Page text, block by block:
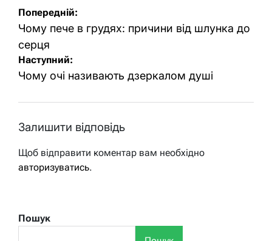
Навігація
записів
Попередній:
Чому пече в грудях: причини від шлунка до
серця
Наступний:
Чому очі називають дзеркалом душі
Залишити відповідь
Щоб відправити коментар вам необхідно
авторизуватись.
Пошук